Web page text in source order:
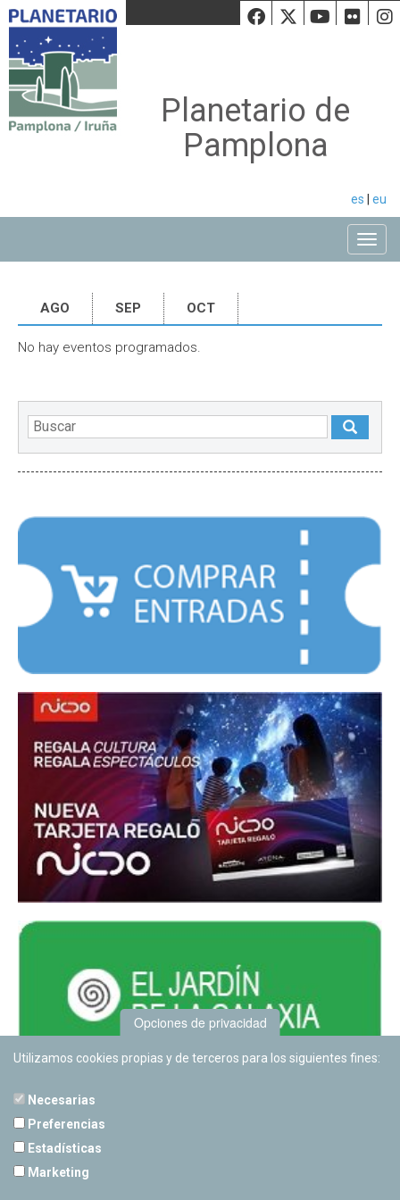
Facebook
Twiiter
Planetario de
Pamplona
es eu
AGO SEP OCT
No hay eventos programados.
Opciones de privacidad
Utilizamos cookies propias y de terceros para los siguientes fines:
Necesarias
Preferencias
Estadísticas
Marketing